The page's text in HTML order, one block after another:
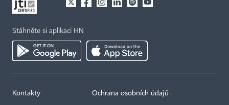
Stáhněte si aplikaci HN
Kontakty Ochrana osobních údajů